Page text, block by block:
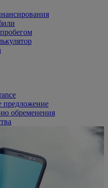
предложение
обременения